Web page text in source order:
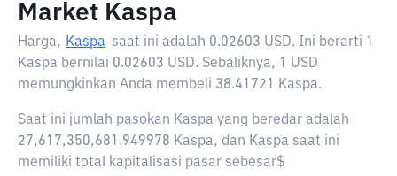
Market Kaspa
Harga, Kaspa saat ini adalah 0.02603 USD. Ini berarti 1
Kaspa bernilai 0.02603 USD. Sebaliknya, 1 USD
memungkinkan Anda membeli 38.41721 Kaspa.
Saat ini jumlah pasokan Kaspa yang beredar adalah
27,617,350,681.949978 Kaspa, dan Kaspa saat ini
memiliki total kapitalisasi pasar sebesar$